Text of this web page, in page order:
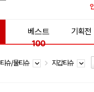
베스트
100
기획전
티슈/물티슈 지갑티슈